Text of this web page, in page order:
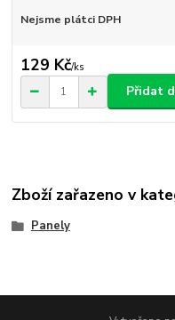
Nejsme plátci DPH
129 Kč/ks
Přidat
Zboží zařazeno v
Panely